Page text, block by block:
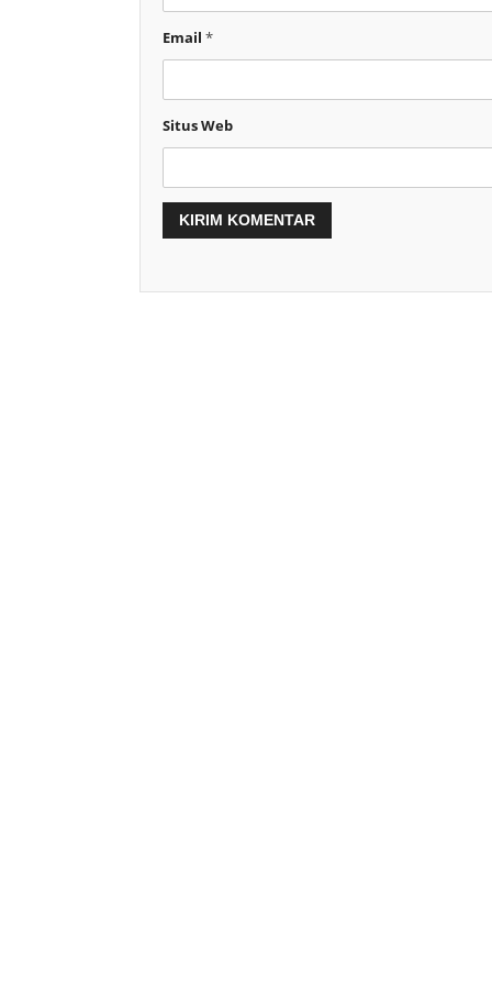
Email *
Situs Web